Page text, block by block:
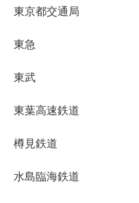
東京都交通局
東急
東武
東葉高速鉄道
樽見鉄道
水島臨海鉄道